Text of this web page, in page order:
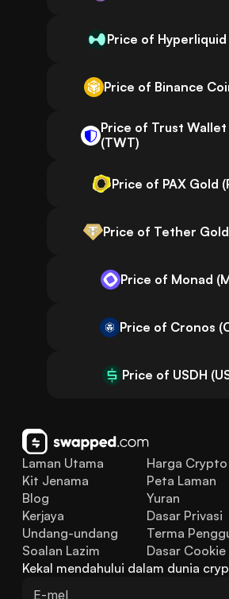
Price of Hyperliquid
Price of Binance
Price of Trust
(TWT)
Price of PAX Gold
Price of Tether
Price of Monad
Price of Cronos
Price of USDH
Laman Utama
Kit Jenama
Blog
Soalan Lazim
Undang-undang
Kerjaya
Harga Crypto
Peta Laman
Yuran
Dasar Privasi
Terma
Dasar Cookie
Kekal mendahului dalam dunia